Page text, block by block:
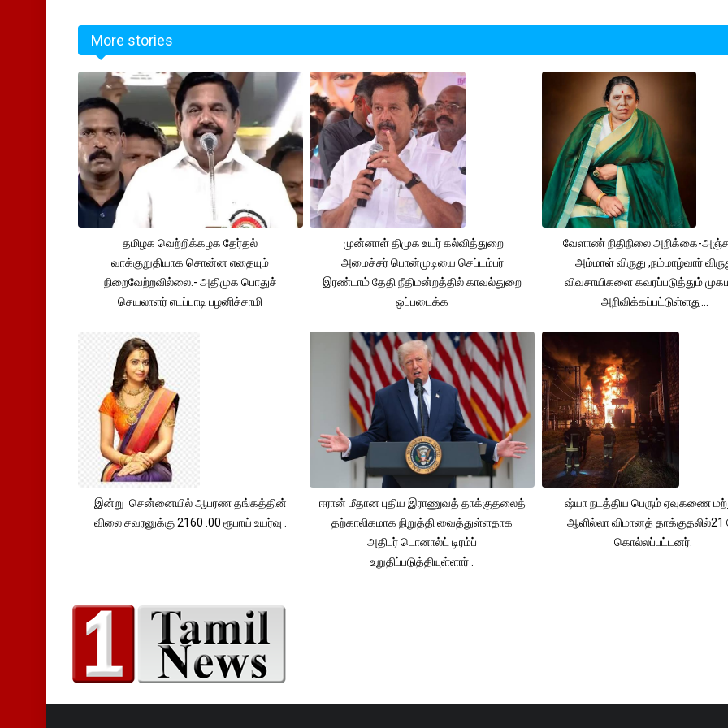
More stories
தமிழக வெற்றிக்கழக தேர்தல்
வாக்குறுதியாக சொன்ன எதையும்
நிறைவேற்றவில்லை.- அதிமுக பொதுச்
செயலாளர் எடப்பாடி பழனிச்சாமி
முன்னாள் திமுக உயர் கல்வித்துறை
அமைச்சர் பொன்முடியை செப்டம்பர்
இரண்டாம் தேதி நீதிமன்றத்தில் காவல்துறை
ஒப்படைக்க
வேளாண் நிதிநிலை அறிக்கை-
அம்மாள் விருது ,நம்மாழ்வார்
விவசாயிகளை கவரப்படுத்தும்
அறிவிக்கப்பட்டுள்ளது...
இன்று சென்னையில் ஆபரண தங்கத்தின்
விலை சவரனுக்கு 2160 .00 ரூபாய் உயர்வு .
ஈரான் மீதான புதிய இராணுவத் தாக்குதலைத்
தற்காலிகமாக நிறுத்தி வைத்துள்ளதாக
அதிபர் டொனால்ட் டிரம்ப்
உறுதிப்படுத்தியுள்ளார் .
ஷ்யா நடத்திய பெரும் ஏவுகணை
ஆளில்லா விமானத் தாக்குதலில்21
கொல்லப்பட்டனர்.